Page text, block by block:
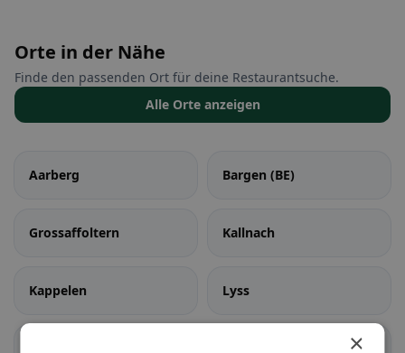
Orte in der Nähe
Finde den passenden Ort für deine Restaurantsuche.
Alle Orte anzeigen
Aarberg Bargen (BE)
Grossaffoltern Kallnach
Kappelen Lyss
×